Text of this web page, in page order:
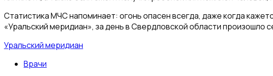
Статистика МЧС напоминает: огонь опасен всегда, даже когда
«Уральский меридиан», за день в Свердловской области произошло
Уральский меридиан
Врачи